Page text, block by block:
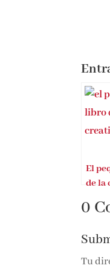
El
de la
0
Tu